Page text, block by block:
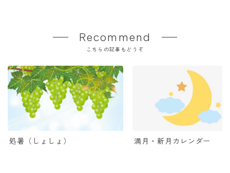
Recommend
こちらの記事もどうぞ
処暑（しょしょ） 満月・新月カレンダー